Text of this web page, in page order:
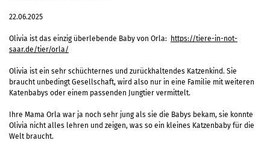
22.06.2025
Olivia ist das einzig überlebende Baby von Orla: https://tiere-in-not-
saar.de/tier/orla/
Olivia ist ein sehr schüchternes und zurückhaltendes Katzenkind. Sie
braucht unbedingt Gesellschaft, wird also nur in eine Familie mit weiteren
Katenbabys oder einem passenden Jungtier vermittelt.
Ihre Mama Orla war ja noch sehr jung als sie die Babys bekam, sie konnte
Olivia nicht alles lehren und zeigen, was so ein kleines Katzenbaby für die
Welt braucht.